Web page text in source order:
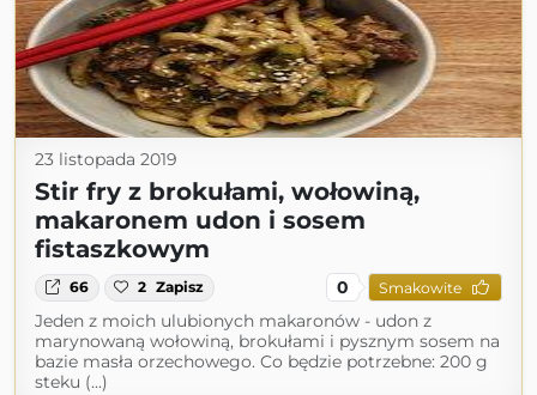
23 listopada 2019
Stir fry z brokułami, wołowiną,
makaronem udon i sosem
fistaszkowym
66 2 Zapisz 0 Smakowite
Jeden z moich ulubionych makaronów - udon z
marynowaną wołowiną, brokułami i pysznym sosem na
bazie masła orzechowego. Co będzie potrzebne: 200 g
steku (...)